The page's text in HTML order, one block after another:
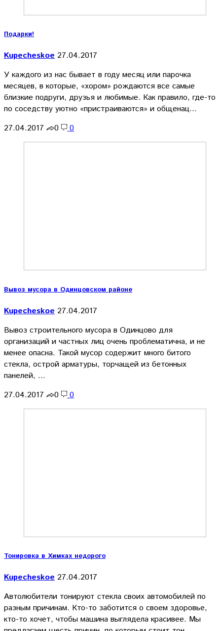
Подарки!
Kupecheskoe 27.04.2017
У каждого из нас бывает в году месяц или парочка
месяцев, в которые, «хором» рождаются все самые
близкие подруги, друзья и любимые. Как правило, где-то
по соседству уютно «пристраиваются» и общенац…
27.04.2017
0 0
Вывоз мусора в Одинцовском районе
Kupecheskoe 27.04.2017
Вывоз строительного мусора в Одинцово для
организаций и частных лиц очень проблематична, и не
менее опасна. Такой мусор содержит много битого
стекла, острой арматуры, торчащей из бетонных
панелей, …
27.04.2017
0 0
Тонировка в Химках недорого
Kupecheskoe 27.04.2017
Автолюбители тонируют стекла своих автомобилей по
разным причинам. Кто-то заботится о своем здоровье,
кто-то хочет, чтобы машина выглядела красивее. Мы